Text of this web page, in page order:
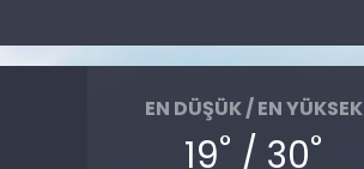
EN DÜŞÜK / EN YÜKSEK
19° / 30°